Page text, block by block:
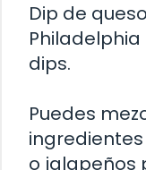
Dip de
dips.
Puedes
o jalapeños